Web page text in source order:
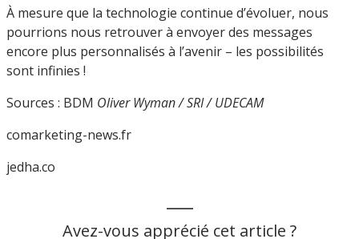
À mesure que la technologie continue d’évoluer, nous
pourrions nous retrouver à envoyer des messages
encore plus personnalisés à l’avenir – les possibilités
sont infinies !
Sources : BDM Oliver Wyman / SRI / UDECAM
comarketing-news.fr
jedha.co
Avez-vous apprécié cet article ?